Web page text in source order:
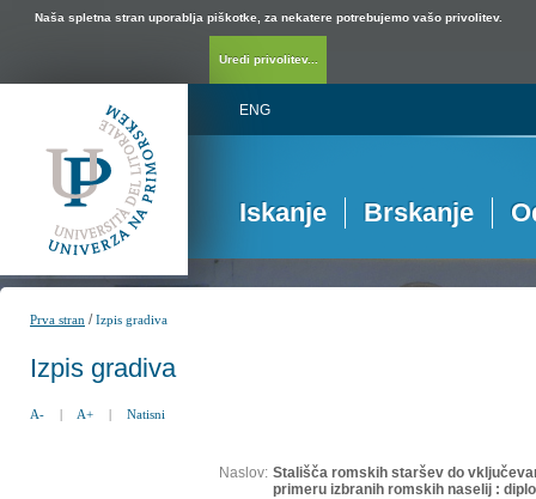
Naša spletna stran uporablja piškotke, za nekatere potrebujemo vašo privolitev.
Uredi privolitev...
ENG
Iskanje Brskanje
Prva stran /Izpis gradiva
Izpis gradiva
A- | A+ | Natisni
Naslov: Stališča romskih staršev do
primeru izbranih romskih naselij :